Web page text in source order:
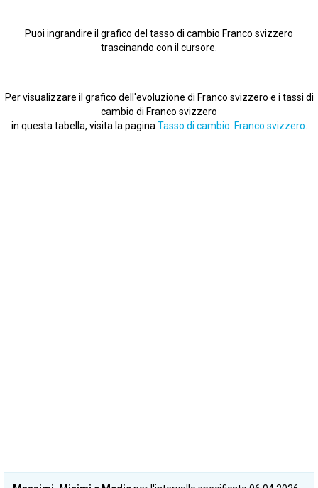
Puoi ingrandire il grafico del tasso di cambio Franco svizzero
trascinando con il cursore.
Per visualizzare il grafico dell'evoluzione di Franco svizzero e i tassi di
cambio di Franco svizzero
in questa tabella, visita la pagina Tasso di cambio: Franco svizzero